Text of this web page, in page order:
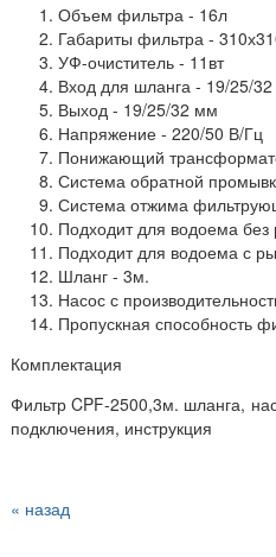
Объем фильтра - 16л
Габариты фильтра -
УФ-очиститель - 11вт
Вход для шланга - 19/25/
Выход - 19/25/32 мм
Напряжение - 220/50 В/Гц
Понижающий
Система обратной
Система отжима
Подходит для водоема
Подходит для водоема с
Шланг - 3м.
Насос с
Пропускная способность
Комплектация
Фильтр CPF-2500,3м. шланга,
подключения, инструкция
« назад